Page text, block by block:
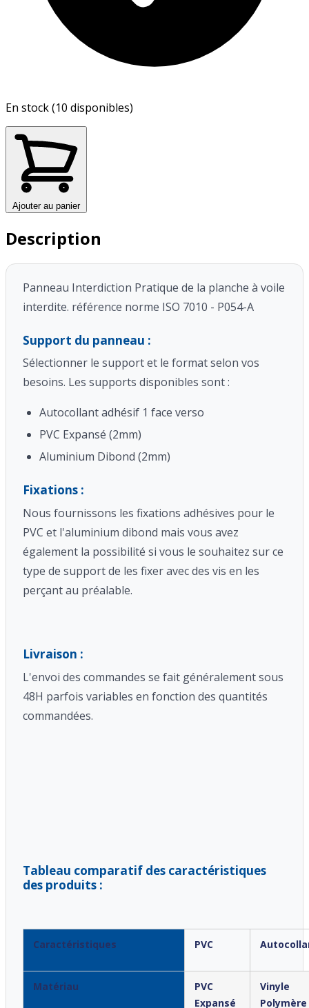
En stock (10 disponibles)
Ajouter au panier
Description
Panneau Interdiction Pratique de la planche à voile
interdite. référence norme ISO 7010 - P054-A
Support du panneau :
Sélectionner le support et le format selon vos
besoins. Les supports disponibles sont :
Autocollant adhésif 1 face verso
PVC Expansé (2mm)
Aluminium Dibond (2mm)
Fixations :
Nous fournissons les fixations adhésives pour le
PVC et l'aluminium dibond mais vous avez
également la possibilité si vous le souhaitez sur ce
type de support de les fixer avec des vis en les
perçant au préalable.
Livraison :
L'envoi des commandes se fait généralement sous
48H parfois variables en fonction des quantités
commandées.
Tableau comparatif des caractéristiques
des produits :
Caractéristiques PVC
Matériau
PVC
Expansé
Vinyle
Polymère